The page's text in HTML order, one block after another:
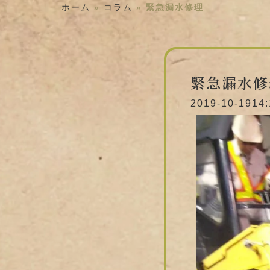
ホーム » コラム » 緊急漏水修理
緊急漏水
2019-10-19